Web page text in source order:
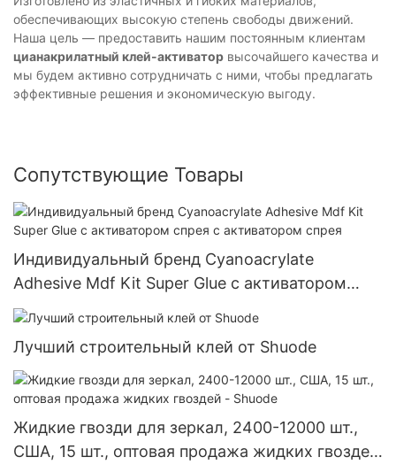
обеспечивающих высокую степень свободы движений.
Наша цель — предоставить нашим постоянным клиентам
цианакрилатный клей-активатор высочайшего качества и
мы будем активно сотрудничать с ними, чтобы предлагать
эффективные решения и экономическую выгоду.
Сопутствующие Товары
Индивидуальный бренд Cyanoacrylate
Adhesive Mdf Kit Super Glue с активатором
спрея с активатором спрея
Лучший строительный клей от Shuode
Жидкие гвозди для зеркал, 2400-12000 шт.,
США, 15 шт., оптовая продажа жидких гвоздей